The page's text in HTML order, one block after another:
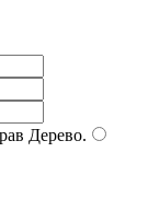
Дерево.